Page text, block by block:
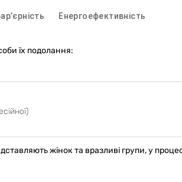
Енергоефективність
їх подолання:
жінок та вразливі групи, у